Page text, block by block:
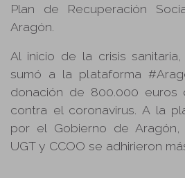
Plan de Recuperación
Aragón.
Al inicio de la crisis
sumó a la plataforma
donación de 800.000 euros
contra el coronavirus. A la
por el Gobierno de Aragón,
UGT y CCOO se adhirieron